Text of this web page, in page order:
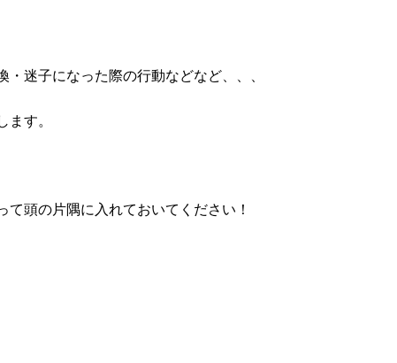
迷子になった際の行動などなど、、、
ます。
頭の片隅に入れておいてください！